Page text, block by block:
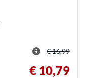
€ 16,99
€ 10,79